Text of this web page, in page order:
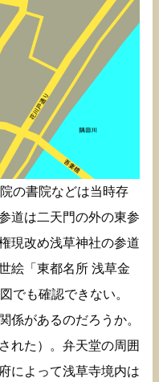
の書院などは当時存
道は二天門の外の東参
現改め浅草神社の参道
絵「東都名所 浅草金
でも確認できない。
係があるのだろうか。
れた）。弁天堂の周囲
によって浅草寺境内は